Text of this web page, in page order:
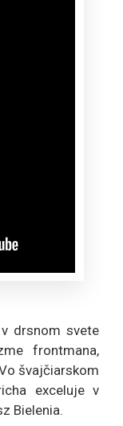
drsnom svete
frontmana,
švajčiarskom
exceluje v
Bielenia.